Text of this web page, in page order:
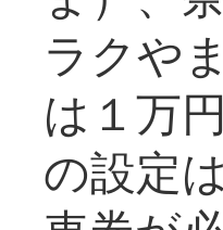
ラクや
は１万
の設定